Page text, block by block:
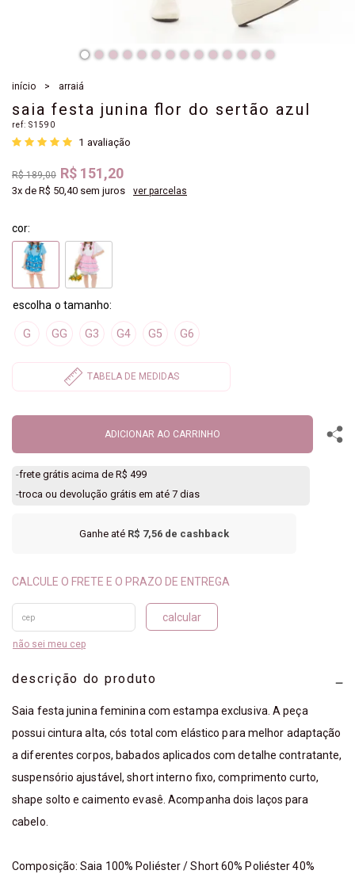
início arraiá
saia festa junina flor do sertão azul
ref: S1590
1 avaliação
R$ 189,00 R$ 151,20
3x de R$ 50,40 sem juros ver parcelas
cor:
G GG G3 G4 G5 G6
ADICIONAR AO CARRINHO
-frete grátis acima de R$ 499
-troca ou devolução grátis em até 7 dias
Ganhe até R$ 7,56 de cashback
calcular
não sei meu cep
descrição do produto
Saia festa junina feminina com estampa exclusiva. A peça
possui cintura alta, cós total com elástico para melhor adaptação
a diferentes corpos, babados aplicados com detalhe contratante,
suspensório ajustável, short interno fixo, comprimento curto,
shape solto e caimento evasê. Acompanha dois laços para
cabelo.
Composição: Saia 100% Poliéster / Short 60% Poliéster 40%